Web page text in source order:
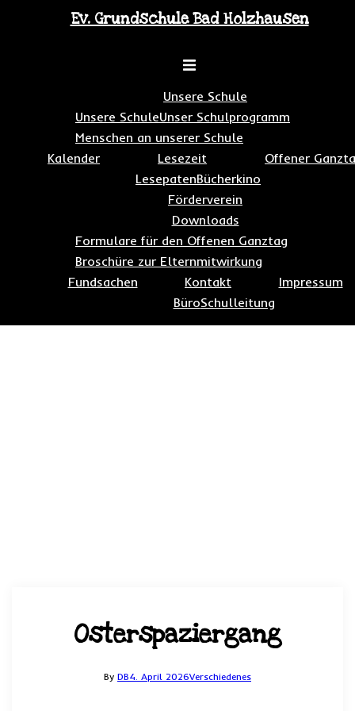
Ev. Grundschule Bad Holzhausen
Toggle
Unsere Schule
Unsere SchuleUnser Schulprogramm
Menschen an unserer Schule
Kalender
Lesezeit
LesepatenBücherkino
Offener
Förderverein
Downloads
Formulare für den Offenen Ganztag
Broschüre zur Elternmitwirkung
Fundsachen
Kontakt
BüroSchulleitung
Impressum
Osterspaziergang
By DB4. April 2026Verschiedenes